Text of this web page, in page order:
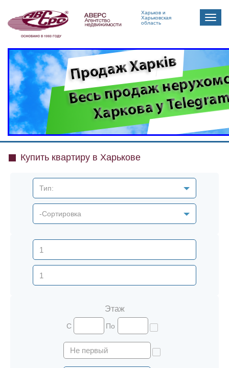
Харьков и
Харьковская
область
Toggle
Купить квартиру в Харькове
Тип:
-Сортировка
Этаж
С По